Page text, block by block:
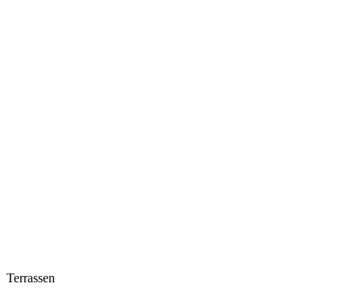
Terrassen